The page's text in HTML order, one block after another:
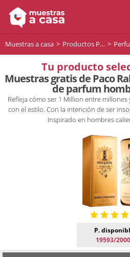
Muestras a casa Productos Premium
Tu producto
Muestras gratis de Paco
de parfum
Refleja cómo ser 1 Million entre millones
con el estilo. Con la intención de ser
Inspirado en hombres
P.
19593/